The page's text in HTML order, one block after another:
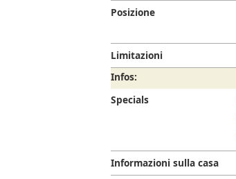
Posizione
Limitazioni
Infos:
Specials
Informazioni sulla casa